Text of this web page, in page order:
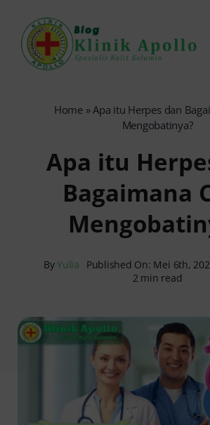
content
Reservasi Online
Home»Apa itu Herpes dan
Mengobatinya?
Apa itu
Bagaimana
ByYulia Published On: Mei 6th,
2 min read